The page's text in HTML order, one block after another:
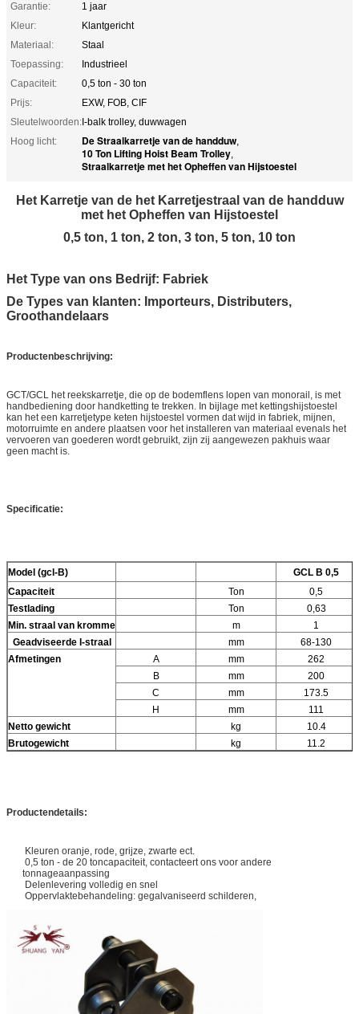
Garantie:
1 jaar
Kleur:
Klantgericht
Materiaal:
Staal
Toepassing:
Industrieel
Capaciteit:
0,5 ton - 30 ton
Prijs:
EXW, FOB, CIF
Sleutelwoorden:I-balk trolley, duwwagen
Hoog licht:
De Straalkarretje van de handduw,
10 Ton Lifting Hoist Beam Trolley,
Straalkarretje met het Opheffen van Hijstoestel
Het Karretje van de het Karretjestraal van de handduw
met het Opheffen van Hijstoestel
0,5 ton, 1 ton, 2 ton, 3 ton, 5 ton, 10 ton
Het Type van ons Bedrijf: Fabriek
De Types van klanten: Importeurs, Distributers,
Groothandelaars
Productenbeschrijving:
GCT/GCL het reekskarretje, die op de bodemflens lopen van monorail, is met
handbediening door handketting te trekken. In bijlage met kettingshijstoestel
kan het een karretjetype keten hijstoestel vormen dat wijd in fabriek, mijnen,
motorruimte en andere plaatsen voor het installeren van materiaal evenals het
vervoeren van goederen wordt gebruikt, zijn zij aangewezen pakhuis waar
geen macht is.
Specificatie:
Model (gcl-B)
GCL B 0,5
Capaciteit
Ton
0,5
Testlading
Ton
0,63
Min. straal van kromme
m
1
Geadviseerde I-straal
mm
68-130
Afmetingen
A mm
262
B
mm
200
C
mm
173.5
H
mm
111
Netto gewicht
kg
10.4
Brutogewicht
kg 11.2
Productendetails:
Kleuren oranje, rode, grijze, zwarte ect.
0,5 ton - de 20 toncapaciteit, contacteert ons voor andere
tonnageaanpassing
Delenlevering volledig en snel
Oppervlaktebehandeling: gegalvaniseerd schilderen,